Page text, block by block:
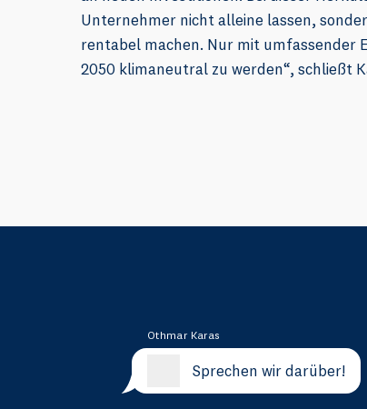
Unternehmer nicht alleine lassen,
rentabel machen. Nur mit umfassender
2050 klimaneutral zu werden“, schließt
Othmar Karas
Sprechen wir darüber!